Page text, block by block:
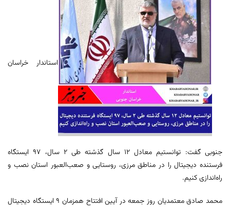
استاندار خراسان
جنوبی گفت: توانستیم معادل ۱۲ سال گذشته طی ۲ سال، ۹۷ ایستگاه
فرستنده دیجیتال را در مناطق مرزی، روستایی و صعب‌العبور استان نصب و
راه‌اندازی کنیم.
محمد صادق معتمدیان روز جمعه در آیین افتتاح همزمان ۹ ایستگاه دیجیتال